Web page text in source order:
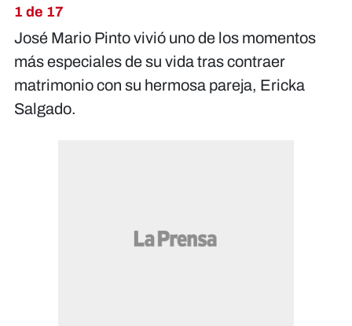
1 de 17
José Mario Pinto vivió uno de los momentos
más especiales de su vida tras contraer
matrimonio con su hermosa pareja, Ericka
Salgado.